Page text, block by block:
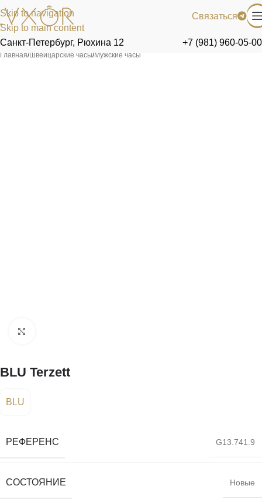
Skip to navigation
Skip to main content
Связаться
Санкт-Петербург, Рюхина 12 +7 (981) 960-05-00
Главная/Швейцарские часы/Мужские часы
BLU Terzett
BLU
РЕФЕРЕНС G13.741.9
СОСТОЯНИЕ Новые